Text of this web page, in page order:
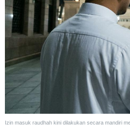
Izin masuk raudhah kini dilakukan secara mandiri